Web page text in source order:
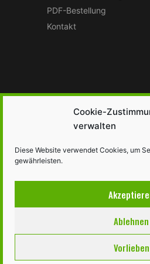
Cookie-
verwalten
Diese Website verwendet Cookies, um
gewährleisten.
Ablehnen
Vorlieben
PDF-Bestellung
Kontakt
BEI NEU VERFÜGBAREN
BAUANLEITUNGEN
©2026 Lastenrad selbst bauen •